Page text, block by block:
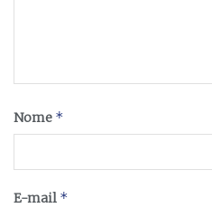
Nome *
E-mail *